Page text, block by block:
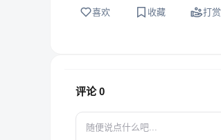
喜欢 收藏 打赏
评论0